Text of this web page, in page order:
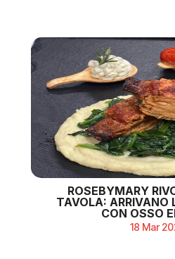
ROSEBYMARY
TAVOLA: ARRIVANO
CON OSSO
18 Mar